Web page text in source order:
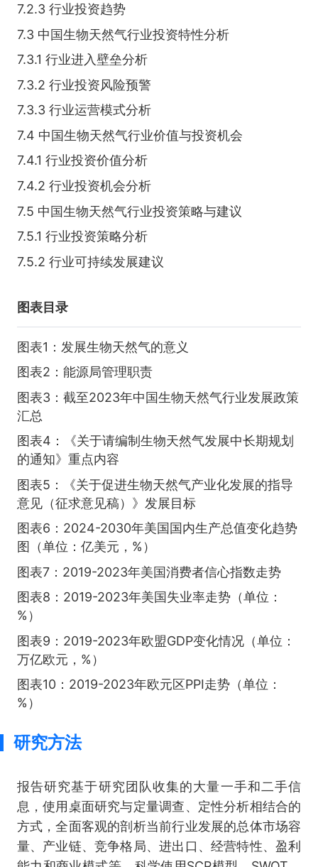
7.2.3 行业投资趋势
7.3 中国生物天然气行业投资特性分析
7.3.1 行业进入壁垒分析
7.3.2 行业投资风险预警
7.3.3 行业运营模式分析
7.4 中国生物天然气行业价值与投资机会
7.4.1 行业投资价值分析
7.4.2 行业投资机会分析
7.5 中国生物天然气行业投资策略与建议
7.5.1 行业投资策略分析
7.5.2 行业可持续发展建议
图表目录
图表1：发展生物天然气的意义
图表2：能源局管理职责
图表3：截至2023年中国生物天然气行业发展政策
汇总
图表4：《关于请编制生物天然气发展中长期规划
的通知》重点内容
图表5：《关于促进生物天然气产业化发展的指导
意见（征求意见稿）》发展目标
图表6：2024-2030年美国国内生产总值变化趋势
图（单位：亿美元，%）
图表7：2019-2023年美国消费者信心指数走势
图表8：2019-2023年美国失业率走势（单位：
%）
图表9：2019-2023年欧盟GDP变化情况（单位：
万亿欧元，%）
图表10：2019-2023年欧元区PPI走势（单位：
%）
研究方法
报告研究基于研究团队收集的大量一手和二手信
息，使用桌面研究与定量调查、定性分析相结合的
方式，全面客观的剖析当前行业发展的总体市场容
量、产业链、竞争格局、进出口、经营特性、盈利